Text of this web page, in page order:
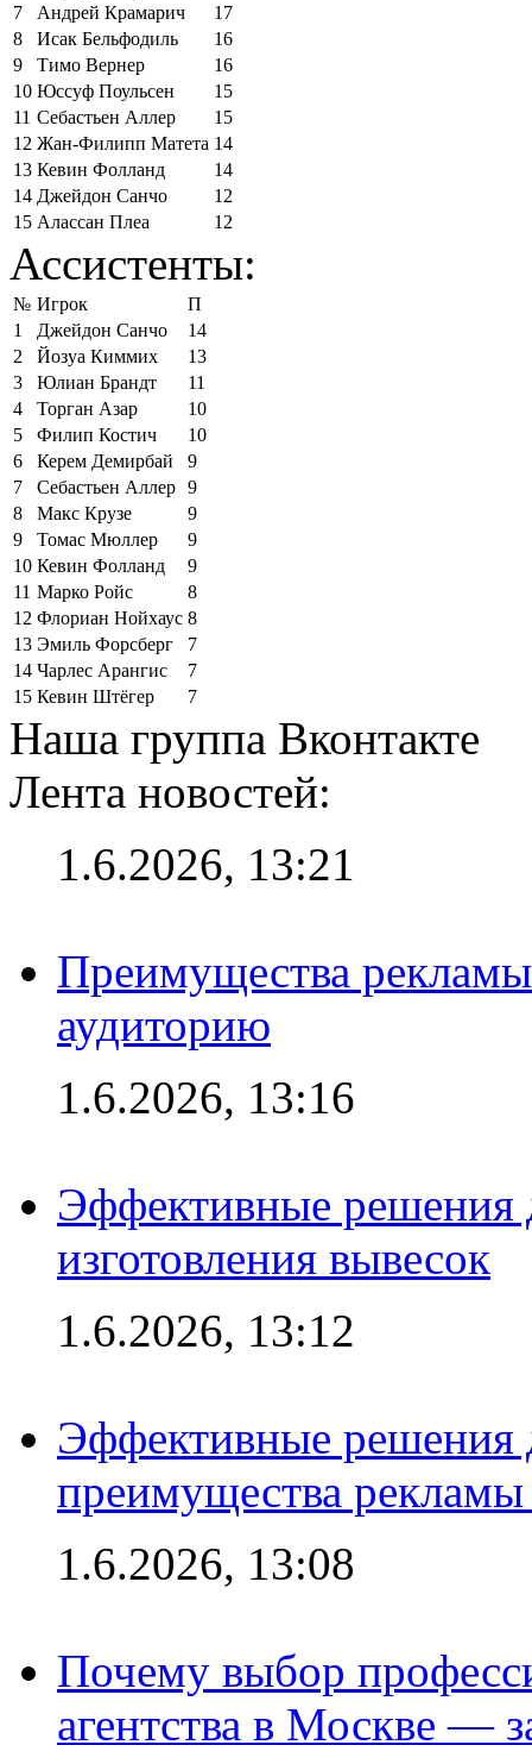
7
Андрей Крамарич
17
8
Исак Бельфодиль
16
9
Тимо Вернер
16
10 Юссуф Поульсен
15
11 Себастьен Аллер
15
12 Жан-Филипп Матета 14
13 Кевин Фолланд
14
14 Джейдон Санчо
12
15 Алассан Плеа 12
Ассистенты:
№ Игрок
П
1
Джейдон Санчо
14
2
Йозуа Киммих
13
3
Юлиан Брандт
11
4
Торган Азар
10
5
Филип Костич
10
6
Керем Демирбай
9
7
Себастьен Аллер 9
8
Макс Крузе
9
9
Томас Мюллер
9
10 Кевин Фолланд
9
11 Марко Ройс
8
12 Флориан Нойхаус 8
13 Эмиль Форсберг
7
14 Чарлес Арангис
7
15 Кевин Штёгер 7
Наша группа Вконтакте
Лента новостей:
1.6.2026, 13:21
Преимущества
аудиторию
1.6.2026, 13:16
Эффективные решения
изготовления вывесок
1.6.2026, 13:12
Эффективные решения
преимущества рекламы
1.6.2026, 13:08
Почему выбор
агентства в Москве —